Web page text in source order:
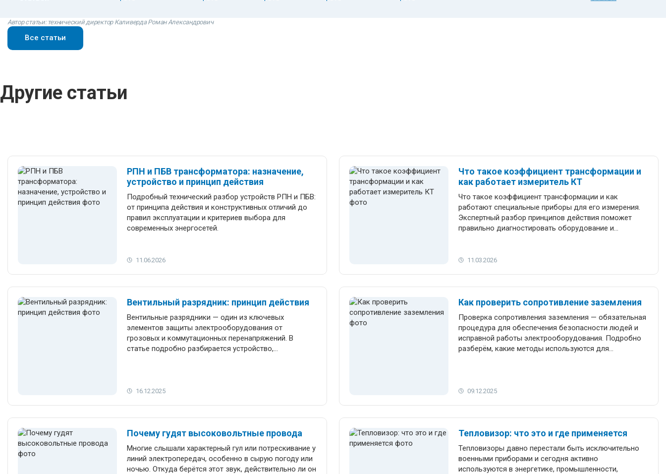
Автор статьи: технический директор Каливерда Роман Александрович
Все статьи
Другие статьи
РПН и ПБВ трансформатора: назначение,
устройство и принцип действия
Подробный технический разбор устройств РПН и ПБВ:
от принципа действия и конструктивных отличий до
правил эксплуатации и критериев выбора для
современных энергосетей.
11.06.2026
Что такое коэффициент трансформации и
как работает измеритель КТ
Что такое коэффициент трансформации и как
работают специальные приборы для его измерения.
Экспертный разбор принципов действия поможет
правильно диагностировать оборудование и
11.03.2026
Вентильный разрядник: принцип действия
Вентильные разрядники — один из ключевых
элементов защиты электрооборудования от
грозовых и коммутационных перенапряжений. В
статье подробно разбирается устройство,
нелинейные вентильные элементы, в чём разница
проектировщикам и всем, кто хочет глубже понять
напряжения.
16.12.2025
Как проверить сопротивление заземления
Проверка сопротивления заземления — обязательная
процедура для обеспечения безопасности людей и
исправной работы электрооборудования. Подробно
разберём, какие методы используются для
полученные данные.
09.12.2025
Почему гудят высоковольтные провода
Многие слышали характерный гул или потрескивание у
линий электропередач, особенно в сырую погоду или
ночью. Откуда берётся этот звук, действительно ли он
Тепловизор: что это и где применяется
Тепловизоры давно перестали быть исключительно
военными приборами и сегодня активно
используются в энергетике, промышленности,